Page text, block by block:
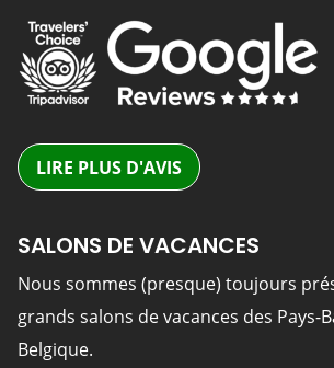
LIRE PLUS D'AVIS
SALONS DE VACANCES
Nous sommes (presque) toujours
grands salons de vacances des Pays-
Belgique.